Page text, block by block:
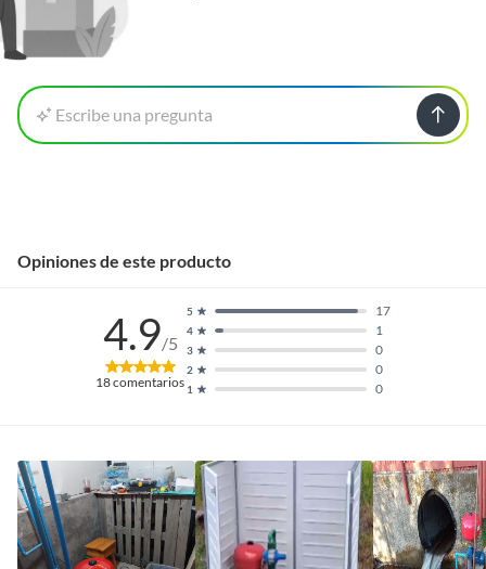
Escribe una pregunta
Opiniones de este producto
4.9/5
18comentarios 1 0
2 0
3 0
4 1
5 17